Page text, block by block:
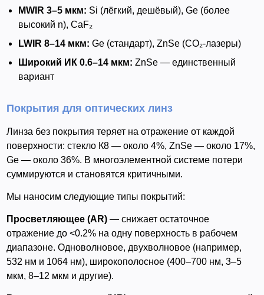
MWIR 3–5 мкм: Si (лёгкий, дешёвый), Ge (более
высокий n), CaF₂
LWIR 8–14 мкм: Ge (стандарт), ZnSe (CO₂-лазеры)
Широкий ИК 0.6–14 мкм: ZnSe — единственный
вариант
Покрытия для оптических линз
Линза без покрытия теряет на отражение от каждой
поверхности: стекло К8 — около 4%, ZnSe — около 17%,
Ge — около 36%. В многоэлементной системе потери
суммируются и становятся критичными.
Мы наносим следующие типы покрытий:
Просветляющее (AR) — снижает остаточное
отражение до <0.2% на одну поверхность в рабочем
диапазоне. Одноволновое, двухволновое (например,
532 нм и 1064 нм), широкополосное (400–700 нм, 3–5
мкм, 8–12 мкм и другие).